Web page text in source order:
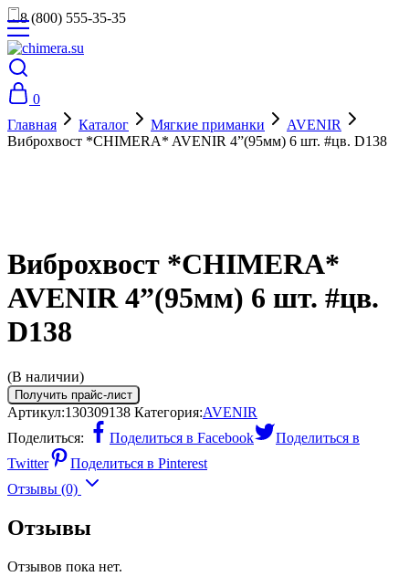
8 (800) 555-35-35
0
Главная
Каталог Мягкие приманки
AVENIR
Виброхвост *CHIMERA* AVENIR 4”(95мм) 6 шт. #цв. D138
Виброхвост *CHIMERA*
AVENIR 4”(95мм) 6 шт. #цв.
D138
(В наличии)
Получить прайс-лист
Артикул:130309138 Категория:AVENIR
Поделиться:
Поделиться в Facebook
Поделиться в
Twitter
Поделиться в Pinterest
Отзывы (0)
Отзывы
Отзывов пока нет.